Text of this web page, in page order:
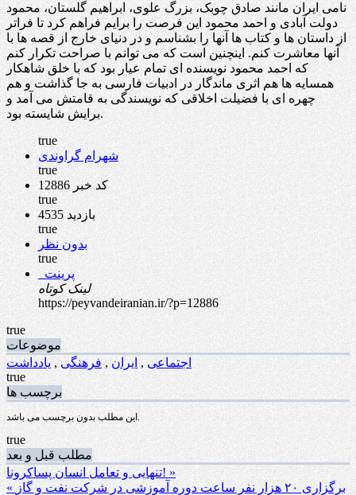
نامی ایران مانند صادق چوبک، بزرگ علوی، ابراهیم گلستان، محمود
دولت آبادی و احمد محمود این فرصت را برایم فراهم کرد تا فراتر
از داستان ها و کتاب ها آنها را بشناسم و در دنیای خارج از قصه ها با
آنها معاشرت کنم. اینچنین است که می توانم با صراحت تکرار کنم
که احمد محمود نویسنده ای تمام عیار بود که با خلق شاهکار
همسایه ها هم اثری ماندگار در ادبیات فارسی به جا گذاشت و هم
چهره ای با فضیلت اخلاقی که نویسندگی به قامتش می آمد و
برایش شایسته بود.
true
شهرام گراوندی
true
کد خبر 12886
true
4535 بازدید
true
بدون نظر
true
پرینت
لینک کوتاه
https://peyvandeiranian.ir/?p=12886
true
موضوعات
اجتماعی, ایران ,فرهنگی ,یادداشت
true
برچسب ها
این مطلب بدون برچسب می باشد.
true
مطلب قبل و بعد
تنهایی و تعامل انسان پساکرونا! »
« برگزاری ۲۰ هزار نفر ساعت دوره آموزشی در شرکت نفت و گاز